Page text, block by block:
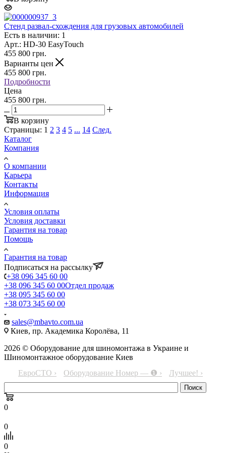
Стенд развал-схождения для грузовых автомобилей
Есть в наличии: 1
Арт.: HD-30 EasyTouch
455 800 грн.
Варианты цен
455 800 грн.
Подробности
Цена
455 800 грн.
В корзину
Страницы: 1 2 3 4 5 ... 14 След.
Каталог
Компания
О компании
Карьера
Контакты
Информация
Условия оплаты
Условия доставки
Гарантия на товар
Помощь
Гарантия на товар
Подписаться на рассылку
+38 096 345 60 00
+38 096 345 60 00Отдел продаж
+38 095 345 60 00
+38 073 345 60 00
sales@mbavto.com.ua
Киев, пр. Академика Королёва, 11
2026 © Оборудование для шиномонтажа в Украине и
Шиномонтажное оборудование Киев
ЕвроСТО ›
Оборудование Номер — ❶ › Лучшее! ›
0
0
0